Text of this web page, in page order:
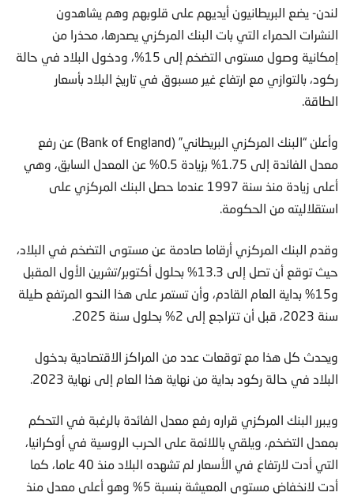
لندن- يضع البريطانيون أيديهم على قلوبهم وهم يشاهدون
النشرات الحمراء التي بات البنك المركزي يصدرها، محذرا من
إمكانية وصول مستوى التضخم إلى 15%، ودخول البلاد في حالة
ركود، بالتوازي مع ارتفاع غير مسبوق في تاريخ البلاد بأسعار
الطاقة.
وأعلن “البنك المركزي البريطاني” (Bank of England) عن رفع
معدل الفائدة إلى 1.75% بزيادة 0.5% عن المعدل السابق، وهي
أعلى زيادة منذ سنة 1997 عندما حصل البنك المركزي على
استقلاليته من الحكومة.
وقدم البنك المركزي أرقاما صادمة عن مستوى التضخم في البلاد،
حيث توقع أن تصل إلى 13.3% بحلول أكتوبر/تشرين الأول المقبل
و15% بداية العام القادم، وأن تستمر على هذا النحو المرتفع طيلة
سنة 2023، قبل أن تتراجع إلى 2% بحلول سنة 2025.
ويحدث كل هذا مع توقعات عدد من المراكز الاقتصادية بدخول
البلاد في حالة ركود بداية من نهاية هذا العام إلى نهاية 2023.
ويبرر البنك المركزي قراره رفع معدل الفائدة بالرغبة في التحكم
بمعدل التضخم، ويلقي باللائمة على الحرب الروسية في أوكرانيا،
التي أدت لارتفاع في الأسعار لم تشهده البلاد منذ 40 عاما، كما
أدت لانخفاض مستوى المعيشة بنسبة 5% وهو أعلى معدل منذ